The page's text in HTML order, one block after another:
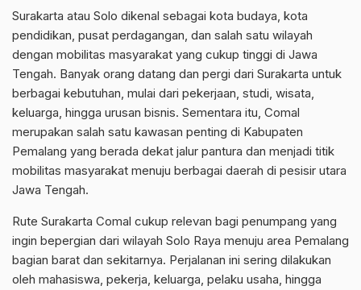
Surakarta atau Solo dikenal sebagai kota budaya, kota
pendidikan, pusat perdagangan, dan salah satu wilayah
dengan mobilitas masyarakat yang cukup tinggi di Jawa
Tengah. Banyak orang datang dan pergi dari Surakarta untuk
berbagai kebutuhan, mulai dari pekerjaan, studi, wisata,
keluarga, hingga urusan bisnis. Sementara itu, Comal
merupakan salah satu kawasan penting di Kabupaten
Pemalang yang berada dekat jalur pantura dan menjadi titik
mobilitas masyarakat menuju berbagai daerah di pesisir utara
Jawa Tengah.
Rute Surakarta Comal cukup relevan bagi penumpang yang
ingin bepergian dari wilayah Solo Raya menuju area Pemalang
bagian barat dan sekitarnya. Perjalanan ini sering dilakukan
oleh mahasiswa, pekerja, keluarga, pelaku usaha, hingga